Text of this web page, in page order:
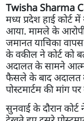
Twisha Sharma
मध्य प्रदेश हाई कोर्ट
आया. मामले के
जमानत याचिका
के वकील ने कोर्ट को
अदालत के सामने
फैसले के बाद अदालत
पोस्टमार्टम की मांग पर
सुनवाई के दौरान